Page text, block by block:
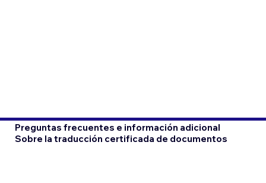
Preguntas frecuentes e información adicional
Sobre la traducción certificada de documentos